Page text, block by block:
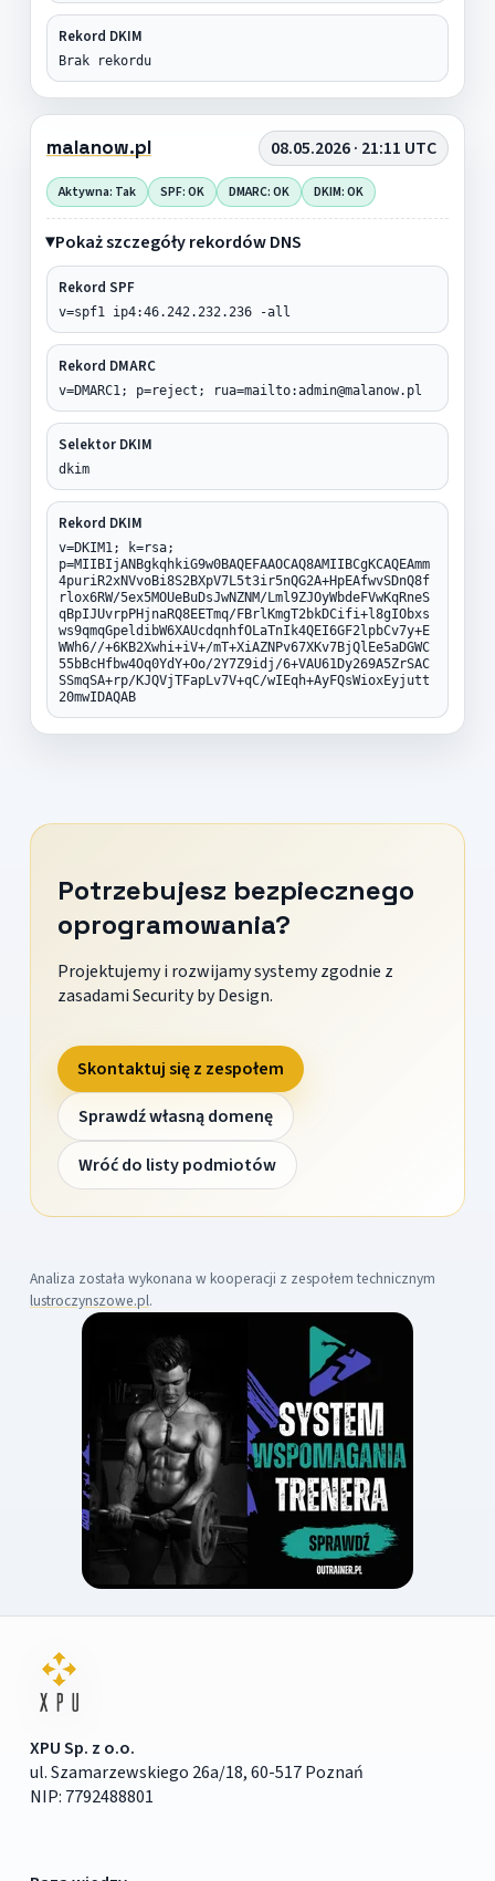
Rekord DKIM
Brak rekordu
malanow.pl 08.05.2026 · 21:11 UTC
Aktywna: Tak SPF: OK DMARC: OK DKIM: OK
Pokaż szczegóły rekordów DNS
Rekord SPF
v=spf1 ip4:46.242.232.236 -all
Rekord DMARC
v=DMARC1; p=reject; rua=mailto:admin@malanow.pl
Selektor DKIM
dkim
Rekord DKIM
v=DKIM1; k=rsa;
p=MIIBIjANBgkqhkiG9w0BAQEFAAOCAQ8AMIIBCgKCAQEAmm
4puriR2xNVvoBi8S2BXpV7L5t3ir5nQG2A+HpEAfwvSDnQ8f
rlox6RW/5ex5MOUeBuDsJwNZNM/Lml9ZJOyWbdeFVwKqRneS
qBpIJUvrpPHjnaRQ8EETmq/FBrlKmgT2bkDCifi+l8gIObxs
ws9qmqGpeldibW6XAUcdqnhfOLaTnIk4QEI6GF2lpbCv7y+E
WWh6//+6KB2Xwhi+iV+/mT+XiAZNPv67XKv7BjQlEe5aDGWC
55bBcHfbw4Oq0YdY+Oo/2Y7Z9idj/6+VAU61Dy269A5ZrSAC
SSmqSA+rp/KJQVjTFapLv7V+qC/wIEqh+AyFQsWioxEyjutt
20mwIDAQAB
Potrzebujesz bezpiecznego
oprogramowania?
Projektujemy i rozwijamy systemy zgodnie z
zasadami Security by Design.
Skontaktuj się z zespołem
Sprawdź własną domenę
Wróć do listy podmiotów
Analiza została wykonana w kooperacji z zespołem technicznym
lustroczynszowe.pl.
XPU Sp. z o.o.
ul. Szamarzewskiego 26a/18, 60-517 Poznań
NIP: 7792488801